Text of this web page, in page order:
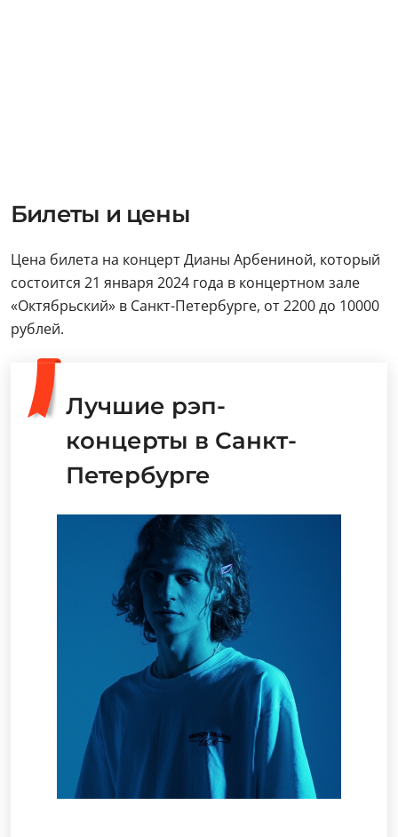
Билеты и цены
Цена билета на концерт Дианы Арбениной, который
состоится 21 января 2024 года в концертном зале
«Октябрьский» в Санкт-Петербурге, от 2200 до 10000
рублей.
Лучшие рэп-
концерты в Санкт-
Петербурге